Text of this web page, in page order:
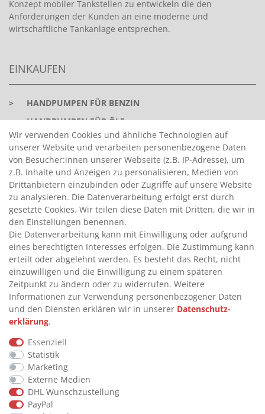
Konzept mobiler Tankstellen zu entwickeln die den
Anforderungen der Kunden an eine moderne und
wirtschaftliche Tankanlage entsprechen.
EINKAUFEN
>
HANDPUMPEN FÜR BENZIN
>
HANDPUMPEN FÜR ÖLE
>
TANKANLAGEN
>
ADBLUE® BETANKUNG
INFORMATIONEN
>
FAQ
>
VERTRAG WIDERRUFEN
>
WIDERRUFSRECHT
>
WIDERRUFSFORMULAR
>
IMPRESSUM
>
DATENSCHUTZERKLÄRUNG
>
AGB
>
KONTAKT
© Copyright 2026 by STU Tanktechnik
Alle Rechte vorbehalten.
Wir verwenden Cookies und ähnliche Technologien auf
unserer Website und verarbeiten personenbezogene Daten
von Besucher:innen unserer Webseite (z.B. IP-Adresse), um
z.B. Inhalte und Anzeigen zu personalisieren, Medien von
Drittanbietern einzubinden oder Zugriffe auf unsere Website
zu analysieren. Die Datenverarbeitung erfolgt erst durch
gesetzte Cookies. Wir teilen diese Daten mit Dritten, die wir in
den Einstellungen benennen.
Die Datenverarbeitung kann mit Einwilligung oder aufgrund
eines berechtigten Interesses erfolgen. Die Zustimmung kann
erteilt oder abgelehnt werden. Es besteht das Recht, nicht
einzuwilligen und die Einwilligung zu einem späteren
Zeitpunkt zu ändern oder zu widerrufen. Weitere
Informationen zur Verwendung personenbezogener Daten
und den Diensten erklären wir in unserer Daten­schutz­
erklärung.
Essenziell
Statistik
Marketing
Externe Medien
DHL Wunschzustellung
PayPal